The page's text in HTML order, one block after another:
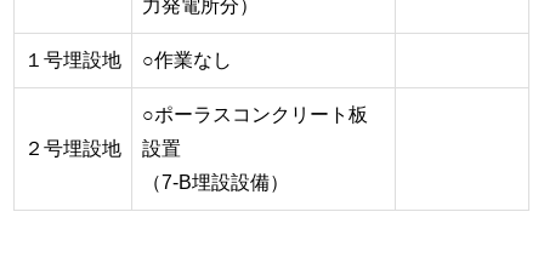
力発電所分）
１号埋設地 ○作業なし
２号埋設地
○ポーラスコンクリート板
設置
（7-B埋設設備）